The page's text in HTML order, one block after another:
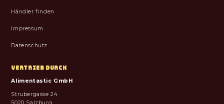
Händler finden
Impressum
Datenschutz
VERTRIEB DURCH
Alimentastic GmbH
Strubergasse 24